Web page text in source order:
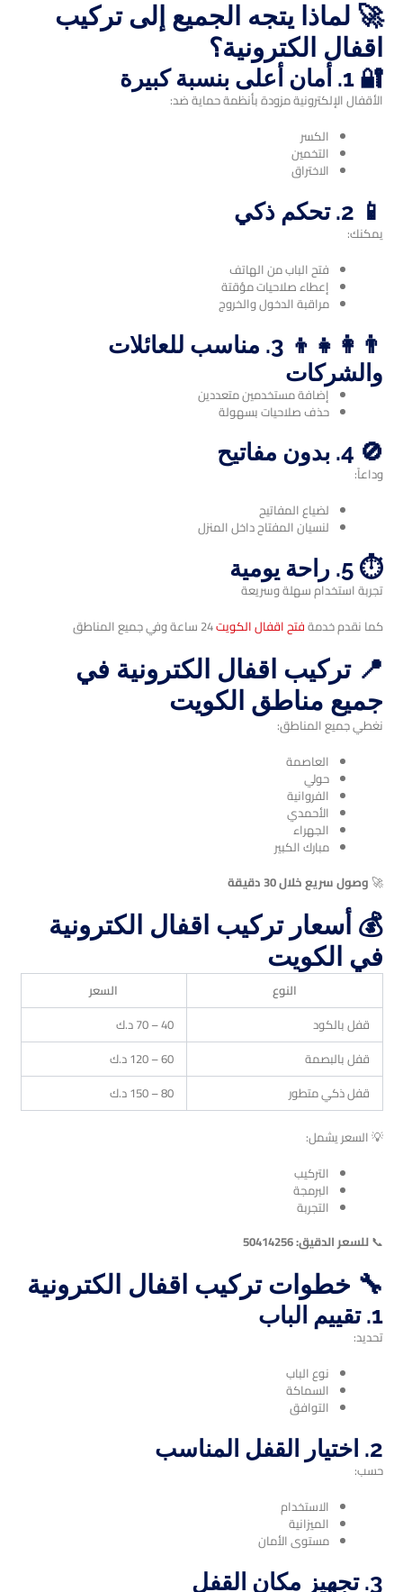
🚀 لماذا يتجه الجميع إلى تركيب
اقفال الكترونية؟
🔐 1. أمان أعلى بنسبة كبيرة
الأقفال الإلكترونية مزودة بأنظمة حماية ضد:
الكسر
التخمين
الاختراق
📱 2. تحكم ذكي
يمكنك:
فتح الباب من الهاتف
إعطاء صلاحيات مؤقتة
مراقبة الدخول والخروج
👨‍👩‍👧‍👦 3. مناسب للعائلات
والشركات
إضافة مستخدمين متعددين
حذف صلاحيات بسهولة
🚫 4. بدون مفاتيح
وداعاً:
لضياع المفاتيح
لنسيان المفتاح داخل المنزل
⏱️ 5. راحة يومية
تجربة استخدام سهلة وسريعة
كما نقدم خدمةفتح اقفال الكويت24 ساعة وفي جميع المناطق
📍 تركيب اقفال الكترونية في
جميع مناطق الكويت
نغطي جميع المناطق:
العاصمة
حولي
الفروانية
الأحمدي
الجهراء
مبارك الكبير
🚀وصول سريع خلال 30 دقيقة
💰 أسعار تركيب اقفال الكترونية
في الكويت
النوع
السعر
قفل بالكود
40 – 70 د.ك
قفل بالبصمة
60 – 120 د.ك
قفل ذكي متطور
80 – 150 د.ك
💡 السعر يشمل:
التركيب
البرمجة
التجربة
📞للسعر الدقيق: 50414256
🔧 خطوات تركيب اقفال الكترونية
1. تقييم الباب
تحديد:
نوع الباب
السماكة
التوافق
2. اختيار القفل المناسب
حسب:
الاستخدام
الميزانية
مستوى الأمان
3. تجهيز مكان القفل